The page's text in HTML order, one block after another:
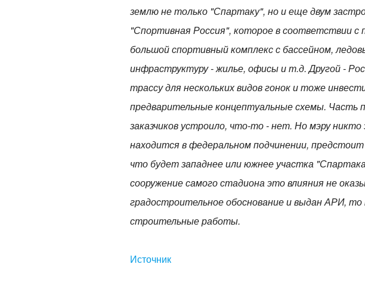
землю не только "Спартаку", но и еще двум
"Спортивная Россия", которое в соответствии с
большой спортивный комплекс с бассейном,
инфраструктуру - жилье, офисы и т.д. Другой -
трассу для нескольких видов гонок и тоже
предварительные концептуальные схемы.
заказчиков устроило, что-то - нет. Но мэру
находится в федеральном подчинении,
что будет западнее или южнее участка
сооружение самого стадиона это влияния не
градостроительное обоснование и выдан АРИ,
строительные работы.
Источник